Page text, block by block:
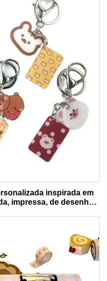
inspirada em
impressa, de desenhos